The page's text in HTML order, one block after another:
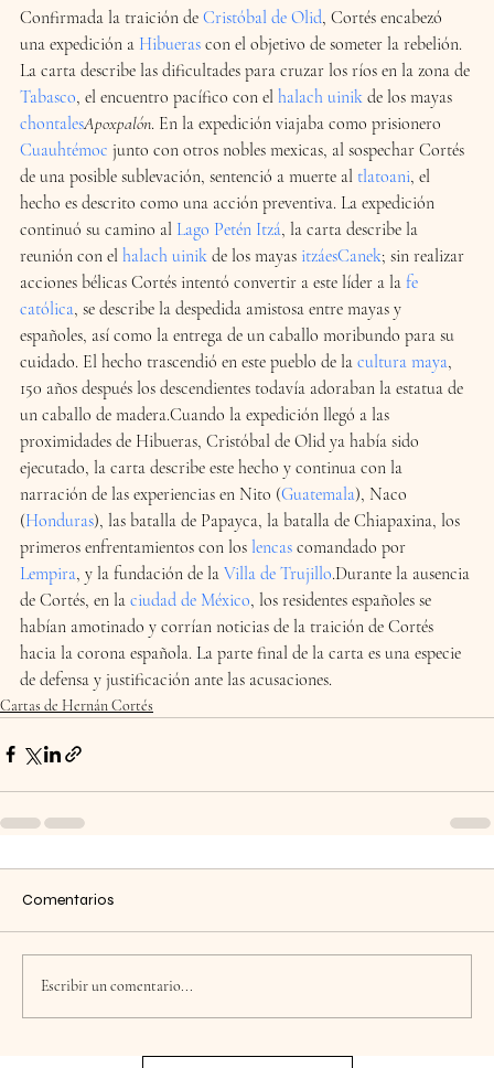
Confirmada la traición de Cristóbal de Olid, Cortés encabezó
una expedición a Hibueras con el objetivo de someter la rebelión.
La carta describe las dificultades para cruzar los ríos en la zona de
Tabasco, el encuentro pacífico con el halach uinik de los mayas
chontalesApoxpalón. En la expedición viajaba como prisionero
Cuauhtémoc junto con otros nobles mexicas, al sospechar Cortés
de una posible sublevación, sentenció a muerte al tlatoani, el
hecho es descrito como una acción preventiva. La expedición
continuó su camino al Lago Petén Itzá, la carta describe la
reunión con el halach uinik de los mayas itzáesCanek; sin realizar
acciones bélicas Cortés intentó convertir a este líder a la fe
católica, se describe la despedida amistosa entre mayas y
españoles, así como la entrega de un caballo moribundo para su
cuidado. El hecho trascendió en este pueblo de la cultura maya,
150 años después los descendientes todavía adoraban la estatua de
un caballo de madera.Cuando la expedición llegó a las
proximidades de Hibueras, Cristóbal de Olid ya había sido
ejecutado, la carta describe este hecho y continua con la
narración de las experiencias en Nito (Guatemala), Naco
(Honduras), las batalla de Papayca, la batalla de Chiapaxina, los
primeros enfrentamientos con los lencas comandado por
Lempira, y la fundación de la Villa de Trujillo.Durante la ausencia
de Cortés, en la ciudad de México, los residentes españoles se
habían amotinado y corrían noticias de la traición de Cortés
hacia la corona española. La parte final de la carta es una especie
de defensa y justificación ante las acusaciones.
Cartas de Hernán Cortés
Comentarios
Escribir un comentario...